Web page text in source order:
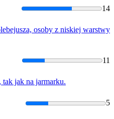
14
osoby z niskiej warstwy
11
tak jak na jarmarku.
5